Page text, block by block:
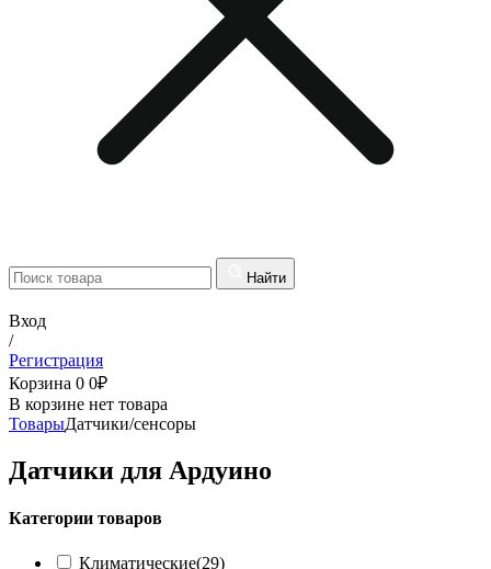
Найти
Вход
/
Регистрация
Корзина 0 0₽
В корзине нет товара
ТоварыДатчики/сенсоры
Датчики для Ардуино
Категории товаров
Климатические(29)